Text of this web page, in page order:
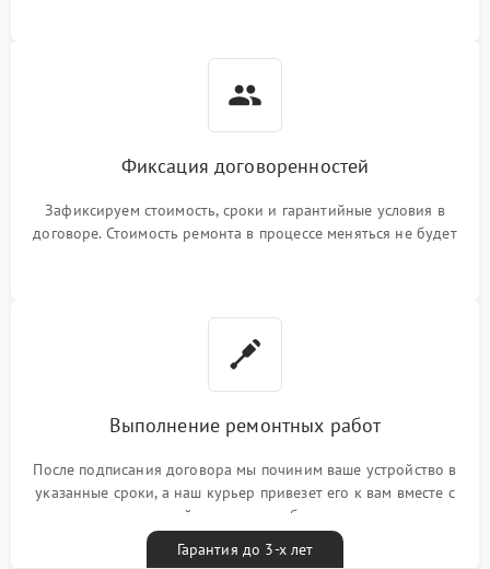
Фиксация договоренностей
Зафиксируем стоимость, сроки и гарантийные условия в
договоре. Стоимость ремонта в процессе меняться не будет
Выполнение ремонтных работ
После подписания договора мы починим ваше устройство в
указанные сроки, а наш курьер привезет его к вам вместе с
гарантийным талоном бесплатно
Гарантия до 3-х лет